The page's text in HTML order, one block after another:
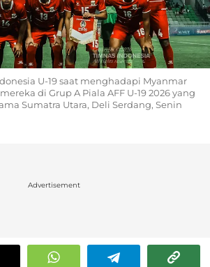
U-19 saat menghadapi Myanmar
di Grup A Piala AFF U-19 2026 yang
Sumatra Utara, Deli Serdang, Senin
Advertisement